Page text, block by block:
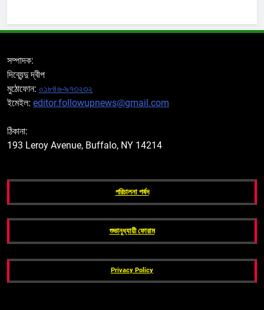
সম্পাদক:
দিব্যেন্দু দ্বীপ
মুঠোফোন: ০১৮৪৬-৯৭৩২৩২
ইমেইল: editor.followupnews@gmail.com
ঠিকানা:
193 Leroy Avenue, Buffalo, NY 14214
পরিচালনা পর্ষদ
শুভানুধ্যায়ী ফোরাম
Privacy Policy